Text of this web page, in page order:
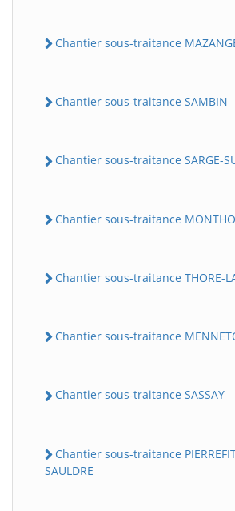
Chantier sous-traitance
Chantier sous-traitance SAMBIN
Chantier sous-traitance SARGE-
Chantier sous-traitance
Chantier sous-traitance THORE-
Chantier sous-traitance
Chantier sous-traitance SASSAY
Chantier sous-traitance
SAULDRE